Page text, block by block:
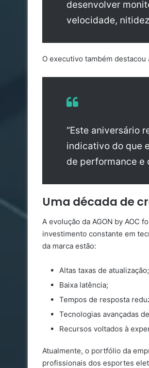
desenvolver
velocidade,
O executivo também
“Este aniversário
indicativo do que
de performance e
Uma década de
A evolução da AGON by AOC
investimento constante em
da marca estão:
Altas taxas de atualização;
Baixa latência;
Tempos de resposta
Tecnologias avançadas
Recursos voltados à
Atualmente, o portfólio da
profissionais dos esportes